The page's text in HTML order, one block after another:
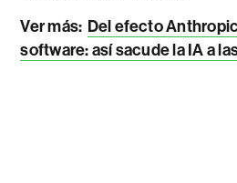
Ver más: Del efecto
software: así sacude la IA a